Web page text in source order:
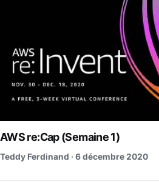
AWS re:Cap (Semaine 1)
Teddy Ferdinand · 6 décembre 2020